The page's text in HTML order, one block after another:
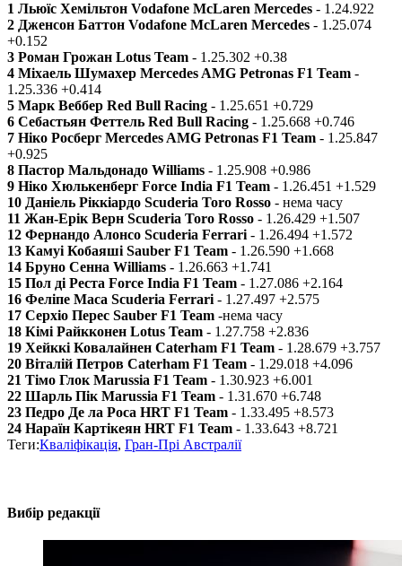
1 Льюїс Хемільтон Vodafone McLaren Mercedes - 1.24.922
2 Дженсон Баттон Vodafone McLaren Mercedes - 1.25.074
+0.152
3 Роман Грожан Lotus Team - 1.25.302 +0.38
4 Міхаель Шумахер Mercedes AMG Petronas F1 Team -
1.25.336 +0.414
5 Марк Веббер Red Bull Racing - 1.25.651 +0.729
6 Себастьян Феттель Red Bull Racing - 1.25.668 +0.746
7 Ніко Росберг Mercedes AMG Petronas F1 Team - 1.25.847
+0.925
8 Пастор Мальдонадо Williams - 1.25.908 +0.986
9 Ніко Хюлькенберг Force India F1 Team - 1.26.451 +1.529
10 Даніель Ріккіардо Scuderia Toro Rosso - нема часу
11 Жан-Ерік Верн Scuderia Toro Rosso - 1.26.429 +1.507
12 Фернандо Алонсо Scuderia Ferrari- 1.26.494 +1.572
13 Камуі Кобаяші Sauber F1 Team - 1.26.590 +1.668
14 Бруно Сенна Williams - 1.26.663 +1.741
15 Пол ді Реста Force India F1 Team - 1.27.086 +2.164
16 Феліпе Маса Scuderia Ferrari- 1.27.497 +2.575
17 Серхіо Перес Sauber F1 Team -нема часу
18 Кімі Райкконен Lotus Team - 1.27.758 +2.836
19 Хейккі Ковалайнен Caterham F1 Team - 1.28.679 +3.757
20 Віталій Петров Caterham F1 Team - 1.29.018 +4.096
21 Тімо Глок Marussia F1 Team - 1.30.923 +6.001
22 Шарль Пік Marussia F1 Team - 1.31.670 +6.748
23 Педро Де ла Роса HRT F1 Team - 1.33.495 +8.573
24 Нараїн Картікеян HRT F1 Team - 1.33.643 +8.721
Теги:Кваліфікація, Гран-Прі Австралії
Вибір редакції